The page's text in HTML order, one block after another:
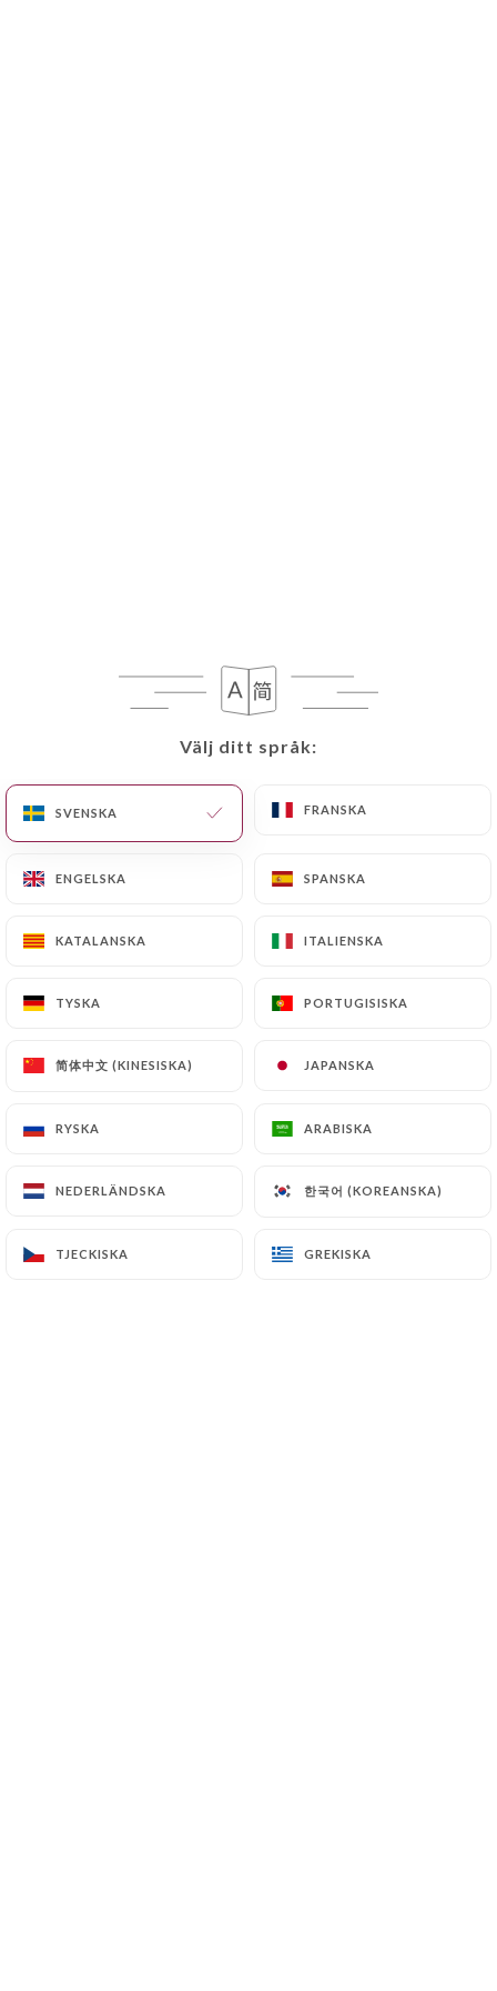
Välj ditt språk:
SVENSKA FRANSKA
ENGELSKA SPANSKA
KATALANSKA ITALIENSKA
TYSKA PORTUGISISKA
简体中文 (KINESISKA) JAPANSKA
RYSKA ARABISKA
NEDERLÄNDSKA 한국어 (KOREANSKA)
TJECKISKA GREKISKA
Välj ditt språk:
SVENSKA FRANSKA
ENGELSKA SPANSKA
KATALANSKA ITALIENSKA
TYSKA PORTUGISISKA
简体中文 (KINESISKA) JAPANSKA
RYSKA ARABISKA
NEDERLÄNDSKA 한국어 (KOREANSKA)
TJECKISKA GREKISKA